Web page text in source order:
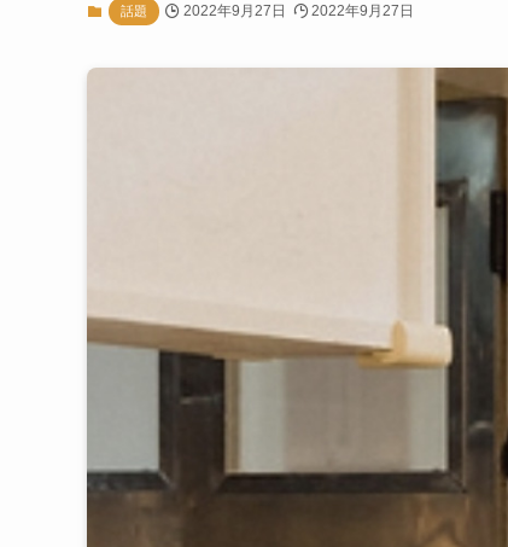
話題 2022年9月27日 2022年9月27日